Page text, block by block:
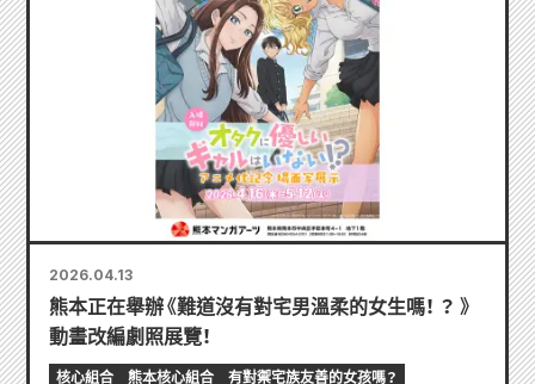
2026.04.13
熊本正在舉辦《難道沒有對宅男溫柔的女生嗎！ ？ 》
動畫改編劇照展覽！
核心組合 熊本核心組合 有對禦宅族友善的女孩嗎？